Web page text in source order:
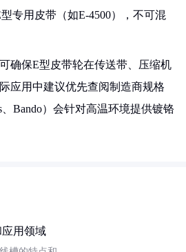
专用皮带（如E-4500），不可混
确保E型皮带轮在传送带、压缩机
应用中建议优先查阅制造商规格
Bando）会针对高温环境提供镀铬
用领域